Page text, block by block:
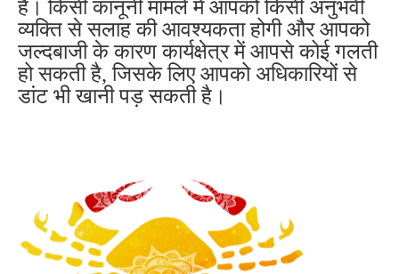
हैं। किसी कानूनी मामले में आपको किसी अनुभवी
व्यक्ति से सलाह की आवश्यकता होगी और आपको
जल्दबाजी के कारण कार्यक्षेत्र में आपसे कोई गलती
हो सकती है, जिसके लिए आपको अधिकारियों से
डांट भी खानी पड़ सकती है।